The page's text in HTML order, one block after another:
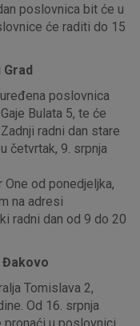
poslovnica bit će u
će raditi do 15
poslovnica
Bulata 5, te će
radni dan stare
četvrtak, 9. srpnja
od ponedjeljka,
na adresi
radni dan od 9 do 20
Đakovo
Tomislava 2,
Od 16. srpnja